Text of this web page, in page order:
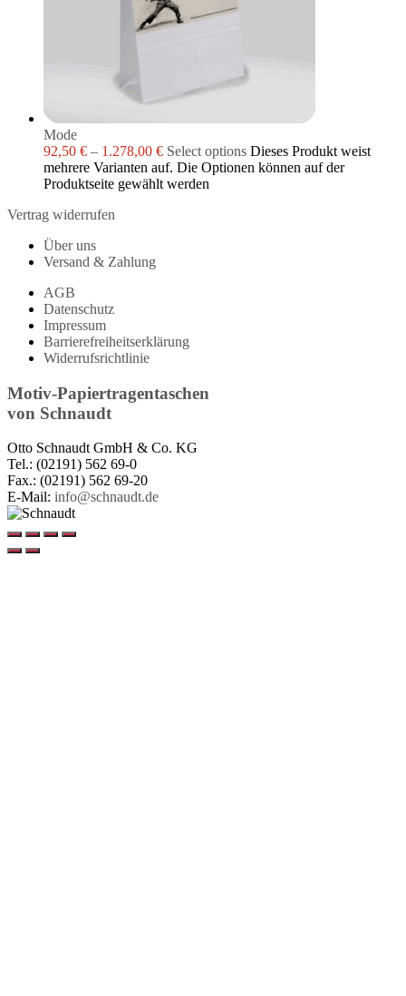
Mode
92,50 € – 1.278,00 € Select options Dieses Produkt weist
mehrere Varianten auf. Die Optionen können auf der
Produktseite gewählt werden
Vertrag widerrufen
Über uns
Versand & Zahlung
AGB
Datenschutz
Impressum
Barrierefreiheitserklärung
Widerrufsrichtlinie
Motiv-Papiertragentaschen
von Schnaudt
Otto Schnaudt GmbH & Co. KG
Tel.: (02191) 562 69-0
Fax.: (02191) 562 69-20
E-Mail: info@schnaudt.de